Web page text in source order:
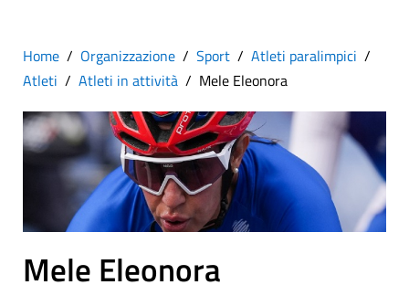
Home Organizzazione Sport
Atleti paralimpici
Atleti
Atleti in attività Mele Eleonora
Mele Eleonora